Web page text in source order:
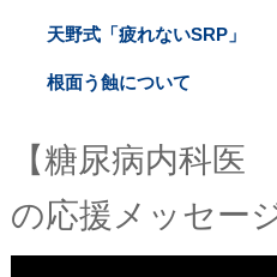
天野式「疲れないSRP」
根面う蝕について
【糖尿病内科
の応援メッセー